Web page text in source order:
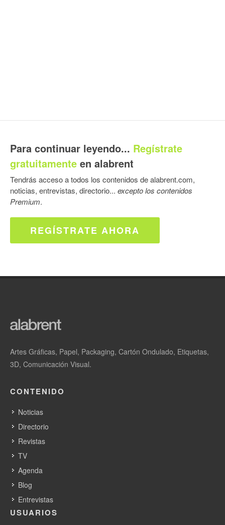
Para continuar leyendo... Regístrate
gratuitamente en alabrent
Tendrás acceso a todos los contenidos de alabrent.com,
noticias, entrevistas, directorio... excepto los contenidos
Premium.
REGÍSTRATE AHORA
Artes Gráficas, Papel, Packaging, Cartón Ondulado, Etiquetas,
3D, Comunicación Visual.
CONTENIDO
Noticias
Directorio
Revistas
TV
Agenda
Blog
Entrevistas
USUARIOS